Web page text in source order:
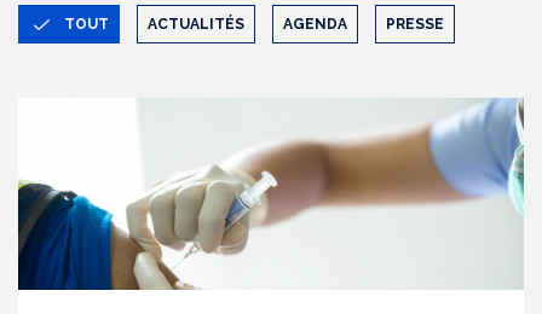
TOUT ACTUALITÉS AGENDA PRESSE